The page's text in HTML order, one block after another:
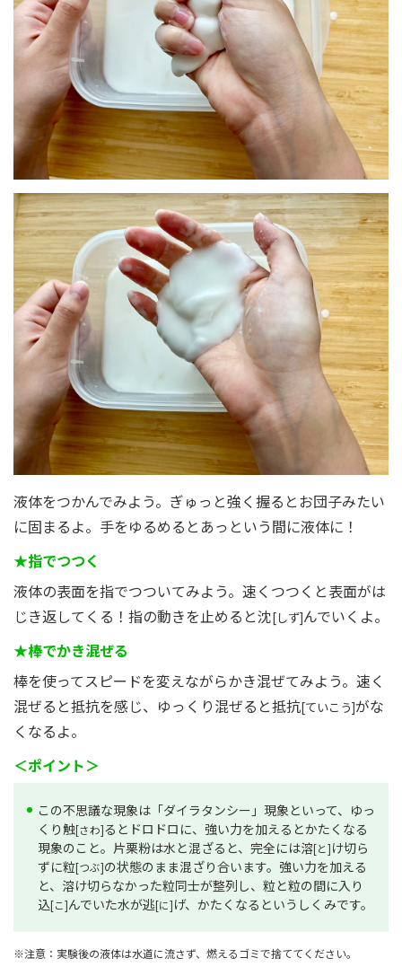
液体をつかんでみよう。ぎゅっと強く握るとお団子みたい
に固まるよ。手をゆるめるとあっという間に液体に！
★指でつつく
液体の表面を指でつついてみよう。速くつつくと表面がは
じき返してくる！指の動きを止めると沈[しず]んでいくよ。
★棒でかき混ぜる
棒を使ってスピードを変えながらかき混ぜてみよう。速く
混ぜると抵抗を感じ、ゆっくり混ぜると抵抗[ていこう]がな
くなるよ。
＜ポイント＞
この不思議な現象は「ダイラタンシー」現象といって、ゆっ
くり触[さわ]るとドロドロに、強い力を加えるとかたくなる
現象のこと。片栗粉は水と混ざると、完全には溶[と]け切ら
ずに粒[つぶ]の状態のまま混ざり合います。強い力を加える
と、溶け切らなかった粒同士が整列し、粒と粒の間に入り
込[こ]んでいた水が逃[に]げ、かたくなるというしくみです。
※注意：実験後の液体は水道に流さず、燃えるゴミで捨ててください。